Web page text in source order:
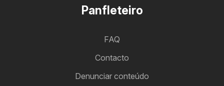
Panfleteiro
FAQ
Contacto
Denunciar conteúdo